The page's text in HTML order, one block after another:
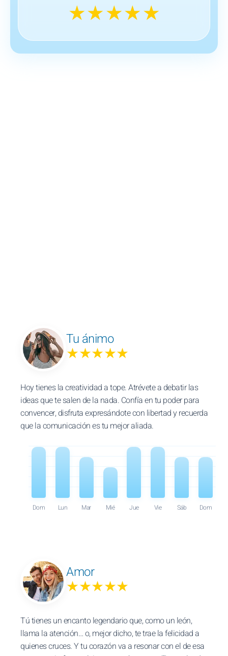
★★★★★
Tu ánimo
★★★★★
Hoy tienes la creatividad a tope. Atrévete a debatir las
ideas que te salen de la nada. Confía en tu poder para
convencer, disfruta expresándote con libertad y recuerda
que la comunicación es tu mejor aliada.
Dom Lun Mar Mié Jue Vie Sáb Dom
Amor
★★★★★
Tú tienes un encanto legendario que, como un león,
llama la atención… o, mejor dicho, te trae la felicidad a
quienes cruces. Y tu corazón va a resonar con el de esa